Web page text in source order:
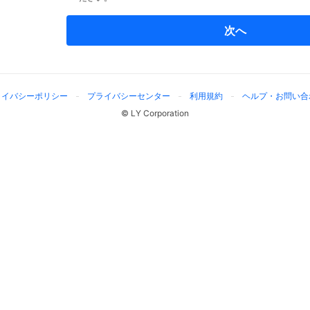
次へ
バシーポリシー プライバシーセンター 利用規約
ヘルプ・お問い
© LY Corporation